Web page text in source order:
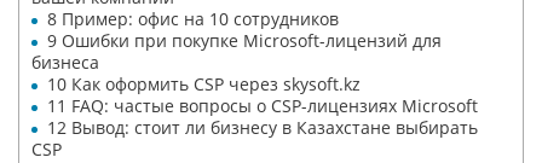
8 Пример: офис на 10 сотрудников
9 Ошибки при покупке Microsoft-лицензий для
бизнеса
10 Как оформить CSP через skysoft.kz
11 FAQ: частые вопросы о CSP-лицензиях Microsoft
12 Вывод: стоит ли бизнесу в Казахстане выбирать
CSP